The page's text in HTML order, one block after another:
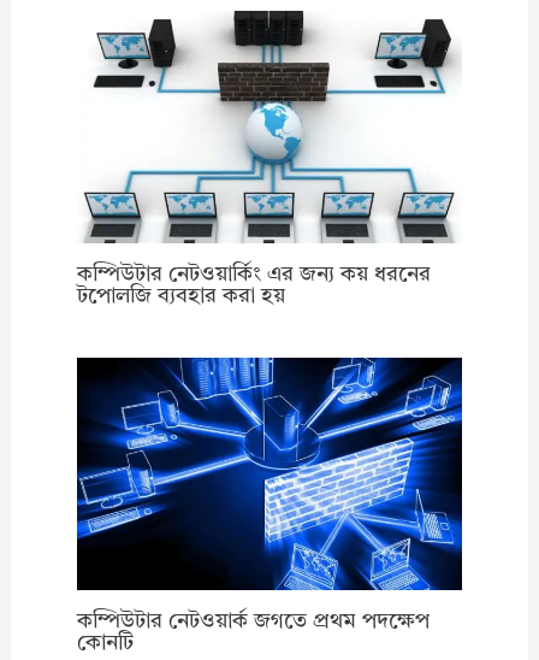
কম্পিউটার নেটওয়ার্কিং এর জন্য কয় ধরনের
টপোলজি ব্যবহার করা হয়
কম্পিউটার নেটওয়ার্ক জগতে প্রথম পদক্ষেপ
কোনটি